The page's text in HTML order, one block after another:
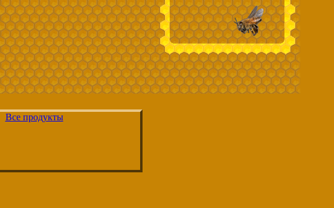
Все продукты